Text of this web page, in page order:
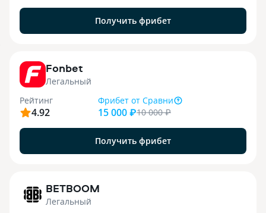
Получить фрибет
Fonbet
Легальный
Рейтинг
4.92
Фрибет от Сравни
15 000 ₽10 000₽
Получить фрибет
BETBOOM
Легальный